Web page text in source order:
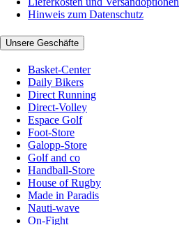
Hinweis zum Datenschutz
Unsere Geschäfte
Basket-Center
Daily Bikers
Direct Running
Direct-Volley
Espace Golf
Foot-Store
Galopp-Store
Golf and co
Handball-Store
House of Rugby
Made in Paradis
Nauti-wave
On-Fight